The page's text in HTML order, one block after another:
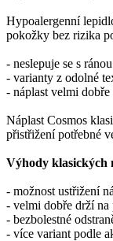
Hypoalergenní
pokožky bez rizika
- neslepuje se s
- varianty z odolné
- náplast velmi
Náplast Cosmos
přistřižení potřebné
Výhody klasických
- možnost ustřižení
- velmi dobře drží na
- bezbolestné
- více variant podle